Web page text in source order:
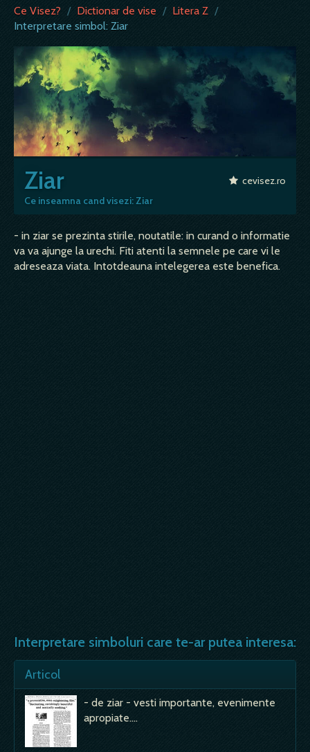
Ce Visez? / Dictionar de vise / Litera Z /
Interpretare simbol: Ziar
Ziar
Ce inseamna cand visezi: Ziar
cevisez.ro
- in ziar se prezinta stirile, noutatile: in curand o informatie
va va ajunge la urechi. Fiti atenti la semnele pe care vi le
adreseaza viata. Intotdeauna intelegerea este benefica.
Interpretare simboluri care te-ar putea interesa:
Articol
- de ziar - vesti importante, evenimente
apropiate.…